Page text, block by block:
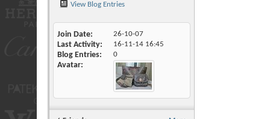
View Blog Entries
Join Date 26-10-07
Last Activity 16-11-14 16:45
Blog Entries 0
Avatar